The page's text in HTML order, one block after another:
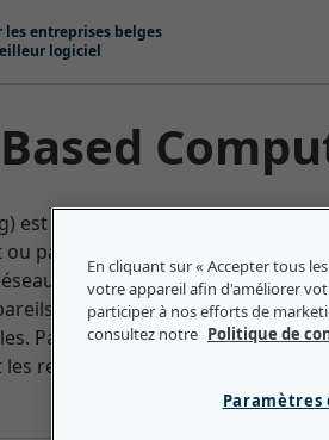
les entreprises belges
logiciel
Based
est un type d'informatique où le
partagé. Les logiciels côté client,
Cela permet aux
ou utilisateurs. Le SBC peut
Par exemple, vous pouvez
rendre accessibles depuis
En cliquant sur « Accepter tous
votre appareil afin d'améliorer
participer à nos efforts de
consultez notre Politique de
Paramètres